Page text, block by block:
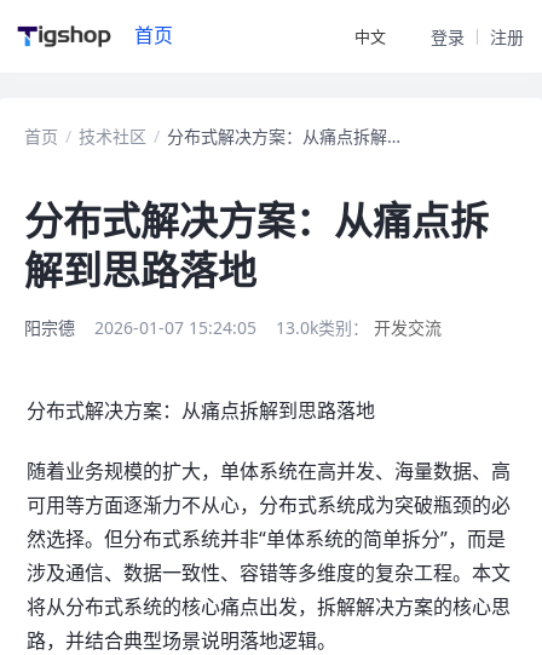
首页 中文 登录 注册
首页 / 技术社区 / 分布式解决方案：从痛点拆解到思路落地
分布式解决方案：从痛点拆
解到思路落地
阳宗德 2026-01-07 15:24:05 13.0k类别：开发交流
分布式解决方案：从痛点拆解到思路落地
随着业务规模的扩大，单体系统在高并发、海量数据、高
可用等方面逐渐力不从心，分布式系统成为突破瓶颈的必
然选择。但分布式系统并非“单体系统的简单拆分”，而是
涉及通信、数据一致性、容错等多维度的复杂工程。本文
将从分布式系统的核心痛点出发，拆解解决方案的核心思
路，并结合典型场景说明落地逻辑。